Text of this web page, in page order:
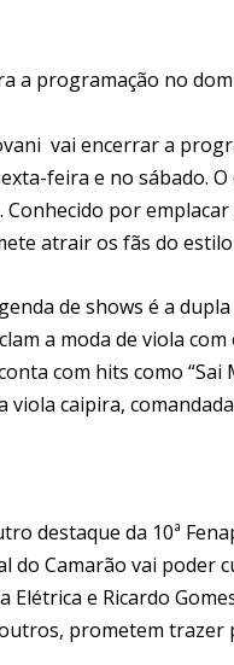
a programação no
vai encerrar a
feira e no sábado.
por emplacar
atrair os fãs do
de shows é a
a moda de viola
com hits como “Sai
viola caipira,
destaque da 10ª
do Camarão vai
Elétrica e Ricardo
prometem trazer